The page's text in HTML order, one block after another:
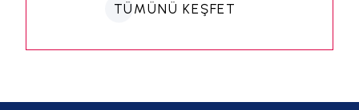
TÜMÜNÜ KEŞFET